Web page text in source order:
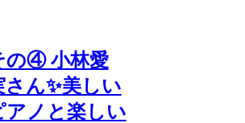
の④ 小林愛
さん✨美しい
アノと楽しい